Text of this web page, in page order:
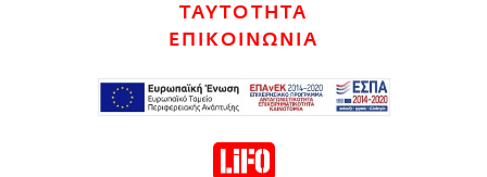
ΤΑΥΤΟΤΗΤΑ
ΕΠΙΚΟΙΝΩΝΙΑ